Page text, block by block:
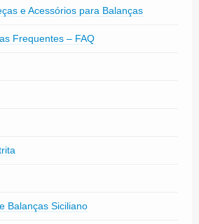
e Acessórios para Balanças
Frequentes – FAQ
Balanças Siciliano